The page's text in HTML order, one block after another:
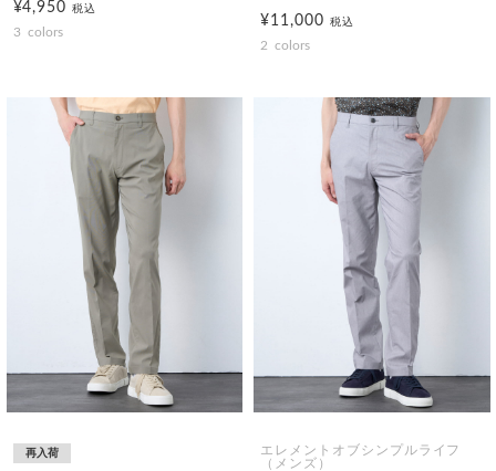
¥4,950税込
3 colors
¥11,000 税込
2 colors
再入荷
エレメントオブシンプルライフ
（メンズ）